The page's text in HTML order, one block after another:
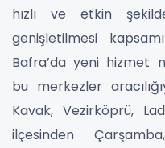
hızlı ve etkin
genişletilmesi
Bafra’da yeni hizmet
bu merkezler
Kavak, Vezirköprü,
ilçesinden